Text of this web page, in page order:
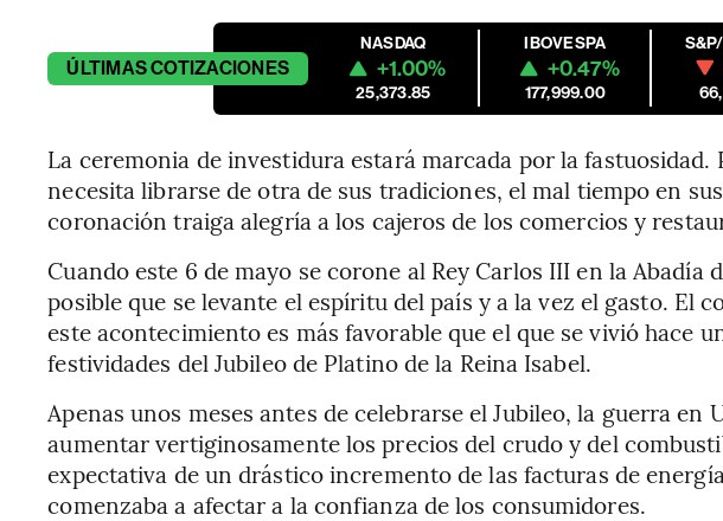
ÚLTIMASCOTIZACIONES
NASDAQ
+1.00%
25,373.85
IBOVESPA
+0.47%
177,999.00
La ceremonia de investidura estará marcada por la fastuosidad.
necesita librarse de otra de sus tradiciones, el mal tiempo en
coronación traiga alegría a los cajeros de los comercios y
Cuando este 6 de mayo se corone al Rey Carlos III en la Abadía
posible que se levante el espíritu del país y a la vez el gasto. El
este acontecimiento es más favorable que el que se vivió hace
festividades del Jubileo de Platino de la Reina Isabel.
Apenas unos meses antes de celebrarse el Jubileo, la guerra en
aumentar vertiginosamente los precios del crudo y del
expectativa de un drástico incremento de las facturas de
comenzaba a afectar a la confianza de los consumidores.